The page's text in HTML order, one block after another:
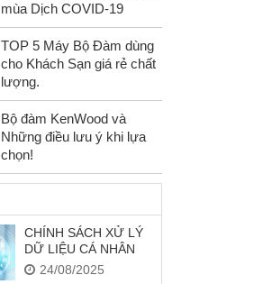
mùa Dịch COVID-19
TOP 5 Máy Bộ Đàm dùng
cho Khách Sạn giá rẻ chất
lượng.
Bộ đàm KenWood và
Những điều lưu ý khi lựa
chọn!
CHÍNH SÁCH XỬ LÝ
DỮ LIỆU CÁ NHÂN
24/08/2025